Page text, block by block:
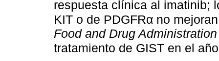
respuesta clínica al imatinib;
KIT o de PDGFRα no
Food and Drug Administration
tratamiento de GIST en el